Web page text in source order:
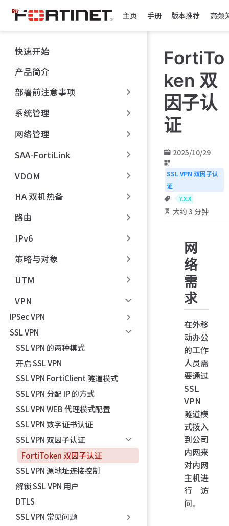
跳
至
主
內
容
主页 手册 版本推荐 高频
快速开始
产品简介
部署前注意事项
系统管理
网络管理
SAA-FortiLink
VDOM
HA 双机热备
路由
IPv6
策略与对象
UTM
VPN
IPSec VPN
SSL VPN
SSL VPN 的两种模式
开启 SSL VPN
SSL VPN FortiClient 隧道模式
SSL VPN 分配 IP 的方式
SSL VPN WEB 代理模式配置
SSL VPN 数字证书认证
SSL VPN 双因子认证
FortiToken 双因子认证
SSL VPN 源地址连接控制
解锁 SSL VPN 用户
DTLS
SSL VPN 常见问题
FortiTo
ken 双
因子认
证
2025/10/29
SSL VPN 双因子认
证
7.X.X
大约 3 分钟
网
络
需
求
在外移
动办公
的工作
人员需
要通过
SSL
VPN
隧道模
式拨入
到公司
内网来
对内网
主机进
行访
问。